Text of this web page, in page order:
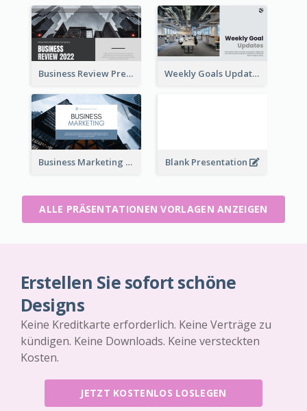
Business Review Presentations Weekly Goals Updates Presentation
Business Marketing Presentation Blank Presentation
ALLE PRÄSENTATIONEN VORLAGEN ANZEIGEN
Erstellen Sie sofort schöne
Designs
Keine Kreditkarte erforderlich. Keine Verträge zu
kündigen. Keine Downloads. Keine versteckten
Kosten.
JETZT KOSTENLOS LOSLEGEN